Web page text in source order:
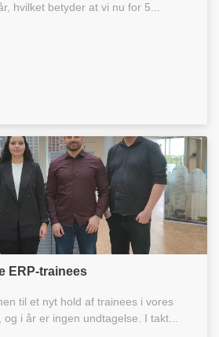
hvilket betyder at vi nu for 5...
ERP-trainees
til et nyt hold af trainees i vores
i år er ingen undtagelse. I takt...